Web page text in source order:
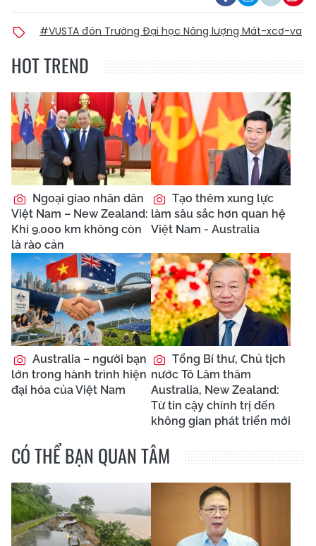
#VUSTA đón Trường Đại học Năng lượng Mát-xcơ-va
HOT TREND
Ngoại giao nhân dân
Việt Nam – New Zealand:
Khi 9.000 km không còn
là rào cản
Tạo thêm xung lực
làm sâu sắc hơn quan hệ
Việt Nam - Australia
Australia – người bạn
lớn trong hành trình hiện
đại hóa của Việt Nam
Tổng Bí thư, Chủ tịch
nước Tô Lâm thăm
Australia, New Zealand:
Từ tin cậy chính trị đến
không gian phát triển mới
CÓ THỂ BẠN QUAN TÂM